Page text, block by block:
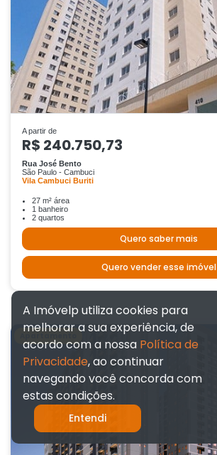
A partir de
R$ 240.750,73
Rua José Bento
São Paulo - Cambuci
Vila Cambuci Buriti
27 m² área
1 banheiro
2 quartos
Quero saber mais
Quero vender esse imóvel
A Imóvelp utiliza cookies para
melhorar a sua experiência, de
acordo com a nossa Política de
Privacidade, ao continuar
navegando você concorda com
estas condições.
Entendi